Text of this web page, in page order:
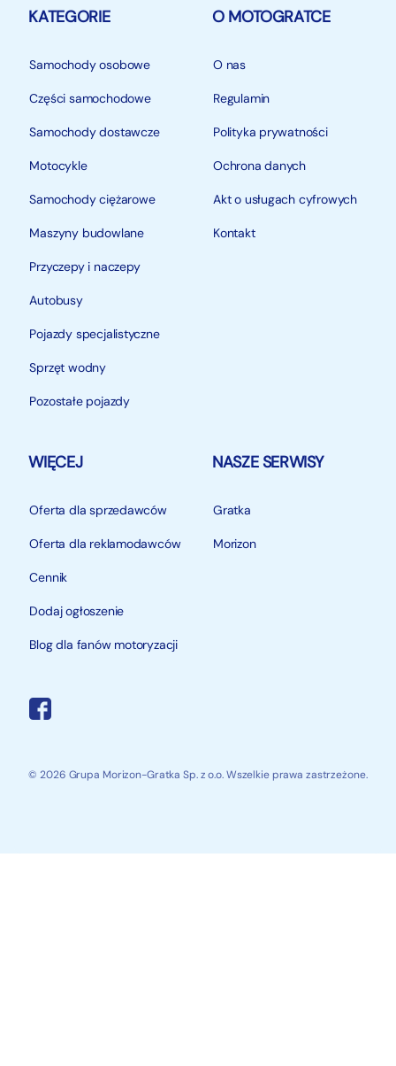
KATEGORIE
Samochody osobowe
Części samochodowe
Samochody dostawcze
Motocykle
Samochody ciężarowe
Maszyny budowlane
Przyczepy i naczepy
Autobusy
Pojazdy specjalistyczne
Sprzęt wodny
Pozostałe pojazdy
O MOTOGRATCE
O nas
Regulamin
Polityka prywatności
Ochrona danych
Akt o usługach cyfrowych
Kontakt
WIĘCEJ
Oferta dla sprzedawców
Oferta dla reklamodawców
Cennik
Dodaj ogłoszenie
Blog dla fanów motoryzacji
NASZE SERWISY
Gratka
Morizon
© 2026 Grupa Morizon-Gratka Sp. z o.o. Wszelkie prawa zastrzeżone.